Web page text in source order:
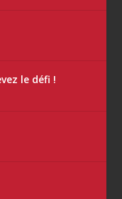
le défi !